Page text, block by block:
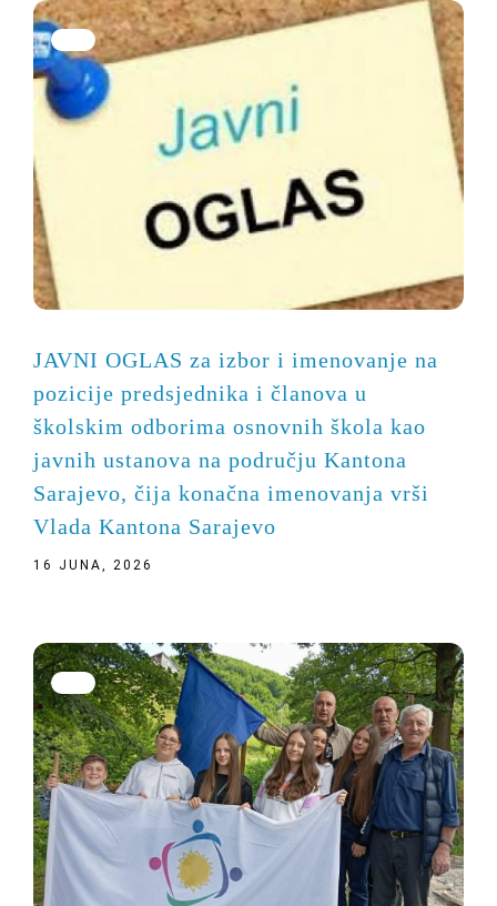
JAVNI OGLAS za izbor i imenovanje na
pozicije predsjednika i članova u
školskim odborima osnovnih škola kao
javnih ustanova na području Kantona
Sarajevo, čija konačna imenovanja vrši
Vlada Kantona Sarajevo
16 JUNA, 2026